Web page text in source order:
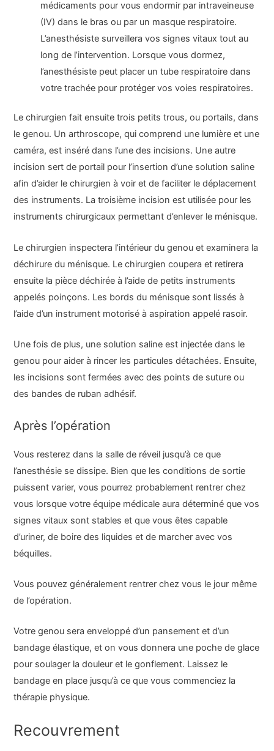
médicaments pour vous endormir par intraveineuse
(IV) dans le bras ou par un masque respiratoire.
L’anesthésiste surveillera vos signes vitaux tout au
long de l’intervention. Lorsque vous dormez,
l’anesthésiste peut placer un tube respiratoire dans
votre trachée pour protéger vos voies respiratoires.
Le chirurgien fait ensuite trois petits trous, ou portails, dans
le genou. Un arthroscope, qui comprend une lumière et une
caméra, est inséré dans l’une des incisions. Une autre
incision sert de portail pour l’insertion d’une solution saline
afin d’aider le chirurgien à voir et de faciliter le déplacement
des instruments. La troisième incision est utilisée pour les
instruments chirurgicaux permettant d’enlever le ménisque.
Le chirurgien inspectera l’intérieur du genou et examinera la
déchirure du ménisque. Le chirurgien coupera et retirera
ensuite la pièce déchirée à l’aide de petits instruments
appelés poinçons. Les bords du ménisque sont lissés à
l’aide d’un instrument motorisé à aspiration appelé rasoir.
Une fois de plus, une solution saline est injectée dans le
genou pour aider à rincer les particules détachées. Ensuite,
les incisions sont fermées avec des points de suture ou
des bandes de ruban adhésif.
Après l’opération
Vous resterez dans la salle de réveil jusqu’à ce que
l’anesthésie se dissipe. Bien que les conditions de sortie
puissent varier, vous pourrez probablement rentrer chez
vous lorsque votre équipe médicale aura déterminé que vos
signes vitaux sont stables et que vous êtes capable
d’uriner, de boire des liquides et de marcher avec vos
béquilles.
Vous pouvez généralement rentrer chez vous le jour même
de l’opération.
Votre genou sera enveloppé d’un pansement et d’un
bandage élastique, et on vous donnera une poche de glace
pour soulager la douleur et le gonflement. Laissez le
bandage en place jusqu’à ce que vous commenciez la
thérapie physique.
Recouvrement